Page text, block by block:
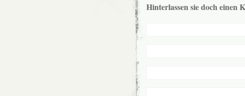
Hinterlassen sie doch einen